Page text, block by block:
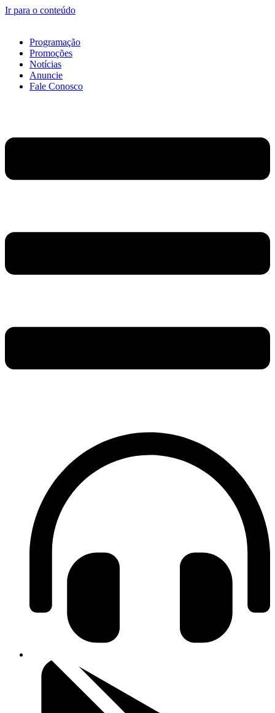
Ir para o conteúdo
Programação
Promoções
Notícias
Anuncie
Fale Conosco